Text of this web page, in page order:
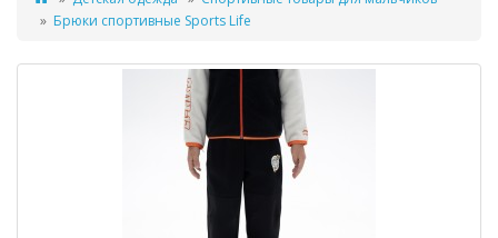
Брюки спортивные Sports Life